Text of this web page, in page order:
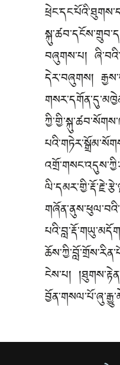
བཞུགས་པ།
དེར་བཞུགས།
ངེས་པ།